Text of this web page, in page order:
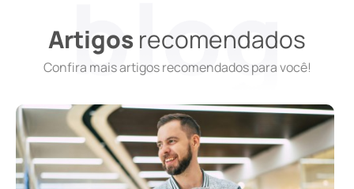
Artigosrecomendados
Confira mais artigos recomendados para você!